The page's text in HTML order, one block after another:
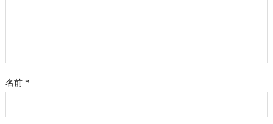
名前 *